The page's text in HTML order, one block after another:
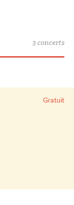
3 concerts
Gratuit